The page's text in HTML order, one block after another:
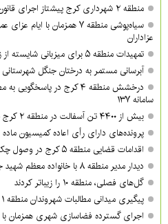
منطقه ۲ شهرداری کرج پیشتاز اجرای قانون حدنگار در میان مناطق شد
سیاه‌پوشی منطقه ۷ همزمان با
عزاداران
تمهیدات منطقه ۵ برای میزبانی شایسته از زائران مراسم وداع با رهبر شهید
آبرسانی مستمر به درختان جنگل شهرستانی منطقه ۱۰ با
درخشش منطقه ۴ کرج در
سامانه ۱۳۷
بیش از ۴۴۰۰ تن آسفالت در منطقه ۲ کرج توزیع شد
پرونده‌های دارای رأی اعاده کمیسیون ماده ۱۰۰ تعیین تکلیف شدند
اقدامات قضایی منطقه ۵ کرج در وصول چک‌های برگشتی
دیدار مدیر منطقه ۸ با خانواده معظم شهید جواد ایزدی
گل‌های فصلی، منطقه ۱۰ را زیباتر کردند
پیگیری میدانی مطالبات شهروندان منطقه ۱ در دستور کار قرار گرفت
اجرای گسترده فضاسازی شهری همزمان با